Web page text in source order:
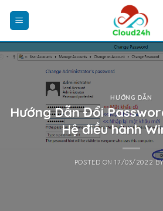
HƯỚNG DẪN
Hướng Dẫn Đổi
Hệ điều hành
POSTED ON17/03/2022